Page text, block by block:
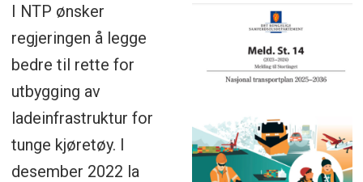
Byggingen av Bybanen i Bergen
utsettes. Regjeringen vil heller prioritere
oppgradering og forlengelse av dagens
Fløyfjelltunnel
Ringeriksbanen utsettes, til fordel for
blant annet fire felts motorvei mellom
I NTP ønsker
regjeringen å legge
bedre til rette for
utbygging av
ladeinfrastruktur for
tunge kjøretøy. I
desember 2022 la